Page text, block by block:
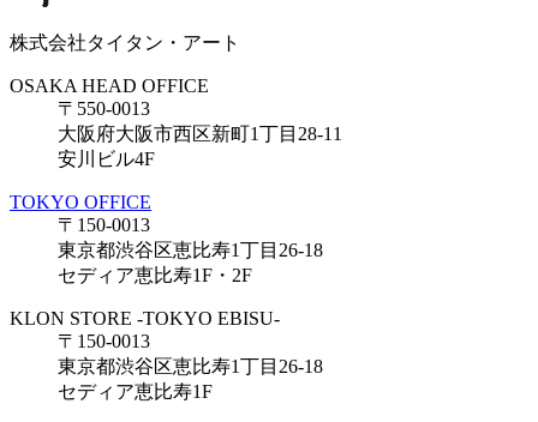
株式会社タイタン・アート
OSAKA HEAD OFFICE
〒550-0013
大阪府大阪市西区新町1丁目28-11
安川ビル4F
TOKYO OFFICE
〒150-0013
東京都渋谷区恵比寿1丁目26-18
セディア恵比寿1F・2F
KLON STORE -TOKYO EBISU-
〒150-0013
東京都渋谷区恵比寿1丁目26-18
セディア恵比寿1F